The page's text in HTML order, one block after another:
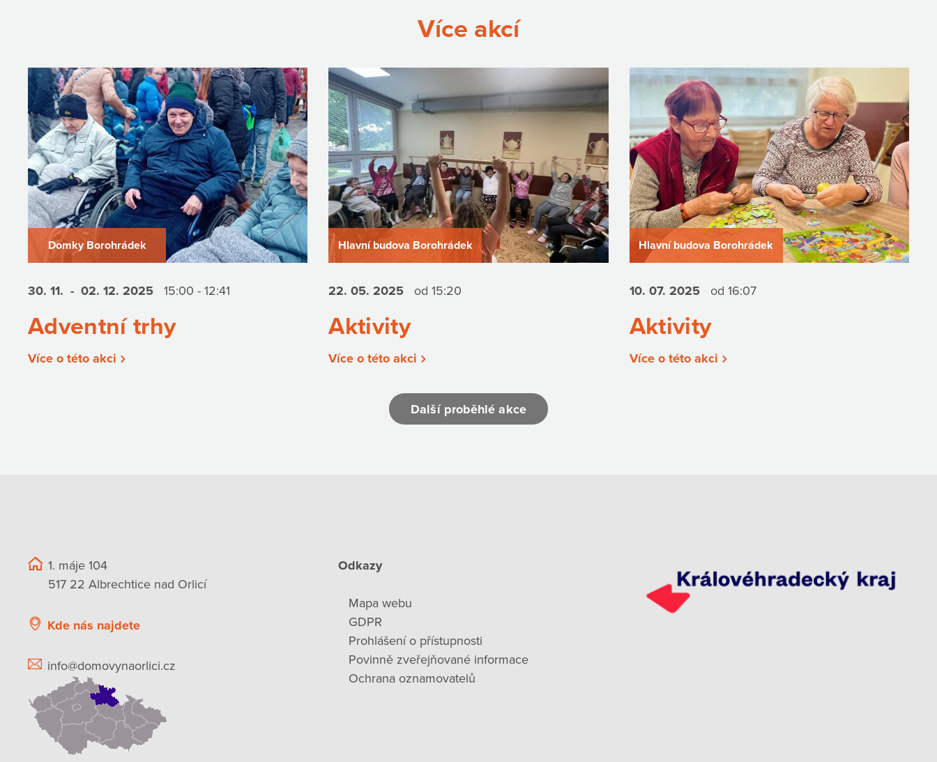
Více akcí
Domky Borohrádek
30. 11. - 02. 12. 2025 15:00 - 12:41
Adventní trhy
Více o této akci
Hlavní budova Borohrádek
22. 05.2025 od 15:20
Aktivity
Více o této akci
Hlavní budova Borohrádek
10. 07. 2025 od 16:07
Aktivity
Více o této akci
Další proběhlé akce
1. máje 104
517 22 Albrechtice nad Orlicí
Kde nás najdete
info@domovynaorlici.cz
Odkazy
Mapa webu
GDPR
Prohlášení o přístupnosti
Povinně zveřejňované informace
Ochrana oznamovatelů